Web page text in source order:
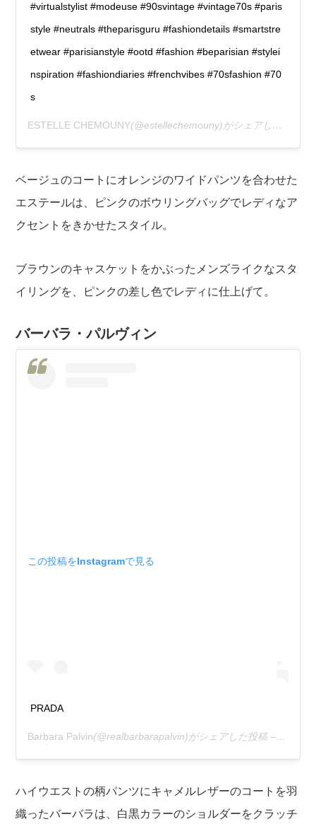
#virtualstylist #modeuse #90svintage #vintage70s #paris
style #neutrals #theparisguru #fashiondetails #smartstre
etwear #parisianstyle #ootd #fashion #beparisian #stylei
nspiration #fashiondiaries #frenchvibes #70sfashion #70
s
ESTELLE CHEMOUNY(@estellechemouny)がシェアした投稿 –
ベージュのコートにオレンジのワイドパンツを合わせた
エステールは、ピンクのボウリングバッグでレディなア
クセントをきかせたスタイル。
ブラウンのキャスケットをかぶったメンズライクなスタ
イリングを、ピンクの差し色でレディに仕上げて。
バーバラ・パルヴィン
この投稿をInstagramで見る
PRADA
Barbara Palvin(@realbarbarapalvin)がシェアした投稿 – 2020年
ハイウエストの柄パンツにキャメルレザーのコートを羽
織ったバーバラは、白黒カラーのショルダーをクラッチ